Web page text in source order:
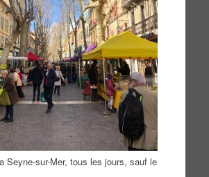
Seyne-sur-Mer, tous les jours, sauf le